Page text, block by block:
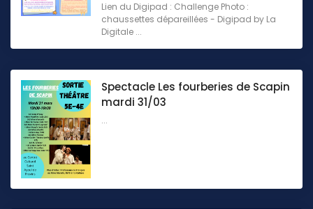
Lien du Digipad : Challenge Photo :
chaussettes dépareillées - Digipad by La
Digitale ...
Spectacle Les fourberies de Scapin
mardi 31/03
...